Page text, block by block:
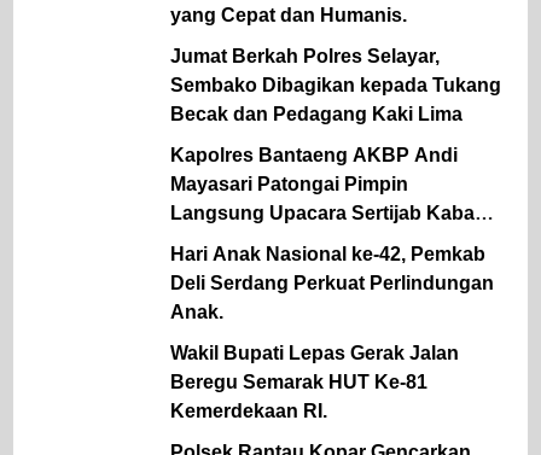
yang Cepat dan Humanis.
Jumat Berkah Polres Selayar,
Sembako Dibagikan kepada Tukang
Becak dan Pedagang Kaki Lima
Kapolres Bantaeng AKBP Andi
Mayasari Patongai Pimpin
Langsung Upacara Sertijab Kabag
Ops dan Kapolsek Tompobulu
Hari Anak Nasional ke-42, Pemkab
Deli Serdang Perkuat Perlindungan
Anak.
Wakil Bupati Lepas Gerak Jalan
Beregu Semarak HUT Ke-81
Kemerdekaan RI.